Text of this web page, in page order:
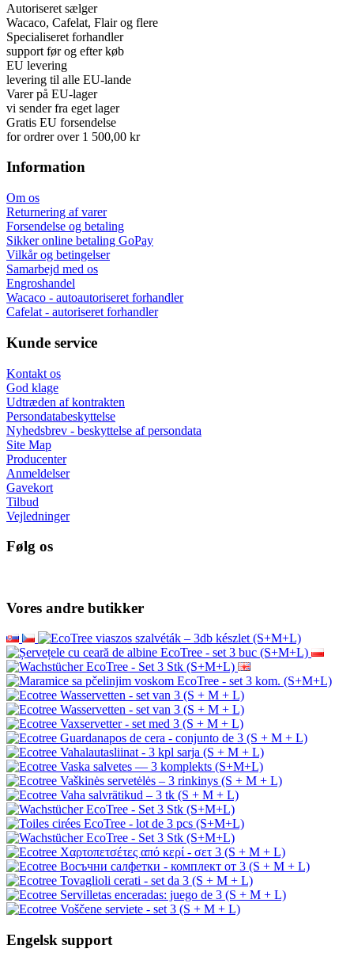
Autoriseret sælger
Wacaco, Cafelat, Flair og flere
Specialiseret forhandler
support før og efter køb
EU levering
levering til alle EU-lande
Varer på EU-lager
vi sender fra eget lager
Gratis EU forsendelse
for ordrer over 1 500,00 kr
Information
Om os
Returnering af varer
Forsendelse og betaling
Sikker online betaling GoPay
Vilkår og betingelser
Samarbejd med os
Engroshandel
Wacaco - autoautoriseret forhandler
Cafelat - autoriseret forhandler
Kunde service
Kontakt os
God klage
Udtræden af kontrakten
Persondatabeskyttelse
Nyhedsbrev - beskyttelse af persondata
Site Map
Producenter
Anmeldelser
Gavekort
Tilbud
Vejledninger
Følg os
Vores andre butikker
Engelsk support